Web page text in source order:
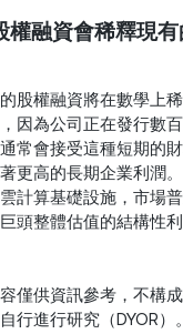
權融資會稀釋現
股權融資將在數學上
因為公司正在發行數
常會接受這種短期的
更高的長期企業利潤
計算基礎設施，市場
頭整體估值的結構性利
僅供資訊參考，不構
行進行研究（DYOR）。